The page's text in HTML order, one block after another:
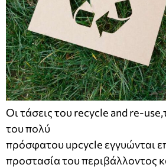
Οι τάσεις του recycle and re-
του πολύ
πρόσφατου upcycle εγγυώνται
προστασία του περιβάλλοντος